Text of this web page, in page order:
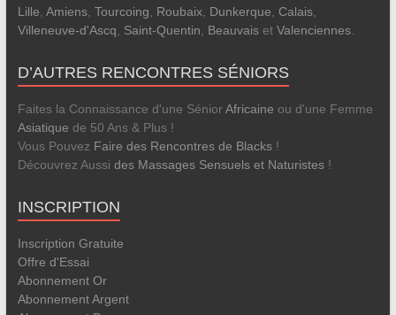
Lille Amiens, Tourcoing Roubaix, Dunkerque Calais,
Villeneuve-d'Ascq
Saint-Quentin Beauvaiset Valenciennes.
D’AUTRES RENCONTRES SÉNIORS
Faites la Connaissance d'une SéniorAfricaine ou d'une Femme
Asiatique de 50 Ans & Plus !
Vous Pouvez Faire des Rencontres de Blacks!
Découvrez Aussi des Massages Sensuels et Naturistes!
INSCRIPTION
Inscription Gratuite
Offre d'Essai
Abonnement Or
Abonnement Argent